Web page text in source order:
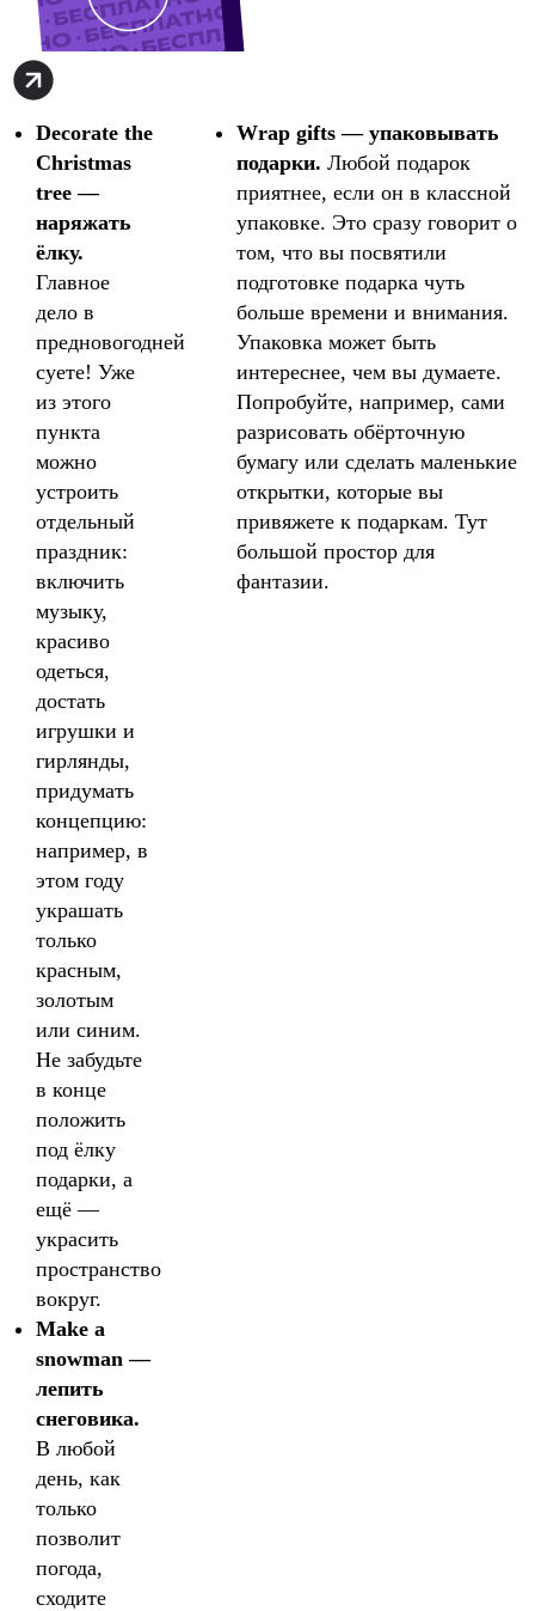
Decorate the
Christmas
tree —
наряжать
ёлку.
Главное
дело в
предновогодней
суете! Уже
из этого
пункта
можно
устроить
отдельный
праздник:
включить
музыку,
красиво
одеться,
достать
игрушки и
гирлянды,
придумать
концепцию:
например, в
этом году
украшать
только
красным,
золотым
или синим.
Не забудьте
в конце
положить
под ёлку
подарки, а
ещё —
украсить
пространство
вокруг.
Make a
snowman —
лепить
снеговика.
В любой
день, как
только
позволит
погода,
сходите
Wrap gifts — упаковывать
подарки. Любой подарок
приятнее, если он в классной
упаковке. Это сразу говорит о
том, что вы посвятили
подготовке подарка чуть
больше времени и внимания.
Упаковка может быть
интереснее, чем вы думаете.
Попробуйте, например, сами
разрисовать обёрточную
бумагу или сделать маленькие
открытки, которые вы
привяжете к подаркам. Тут
большой простор для
фантазии.